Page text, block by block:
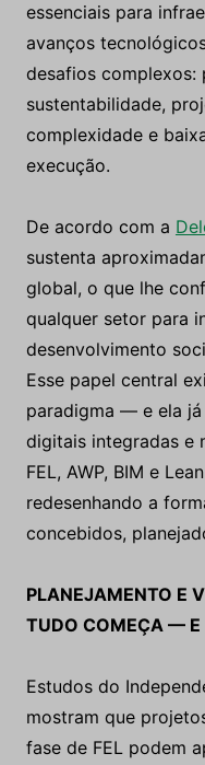
essenciais para
avanços
desafios complexos:
sustentabilidade,
complexidade e
execução.
De acordo com a
sustenta
global, o que lhe
qualquer setor para
desenvolvimento
Esse papel central
paradigma — e ela
digitais integradas e
FEL, AWP, BIM e
redesenhando a
concebidos,
PLANEJAMENTO E
TUDO COMEÇA — E
Estudos do
mostram que
fase de FEL podem